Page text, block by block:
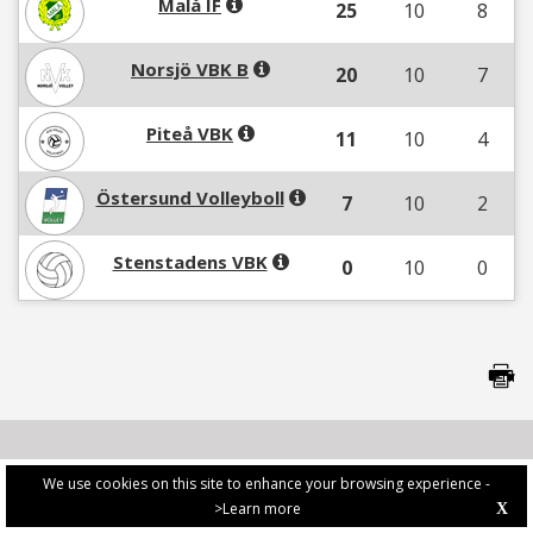
We use cookies on this site to enhance your browsing experience -
>Learn more
X
Malå IF 25 10 8
Norsjö VBK B 20 10 7
Piteå VBK 11 10 4
Östersund Volleyboll 7 10 2
Stenstadens VBK 0 10 0